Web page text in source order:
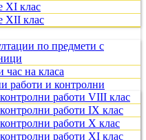
XI клас
XII клас
по предмети с
час на класа
работи и контролни
работи VIII клас
работи IX клас
работи X клас
работи XI клас